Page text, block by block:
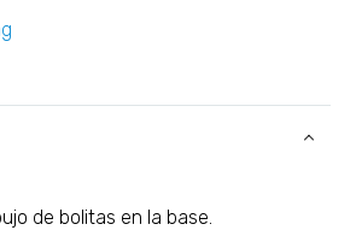
de bolitas en la base.